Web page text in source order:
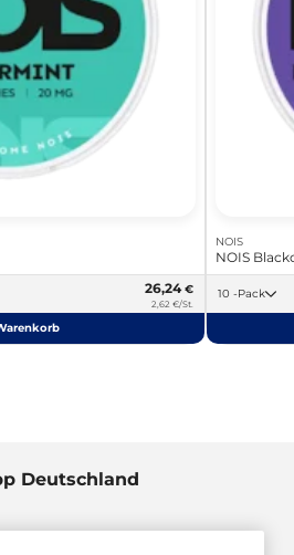
26,24€
2,62 €/St.
NOIS
NOIS
10 -Pack
Deutschland